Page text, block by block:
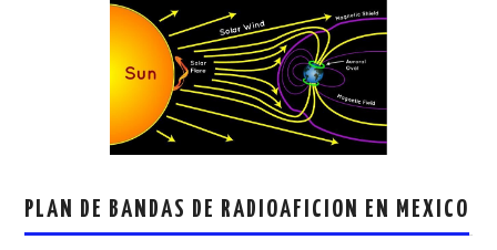
PLAN DE BANDAS DE RADIOAFICION EN MEXICO